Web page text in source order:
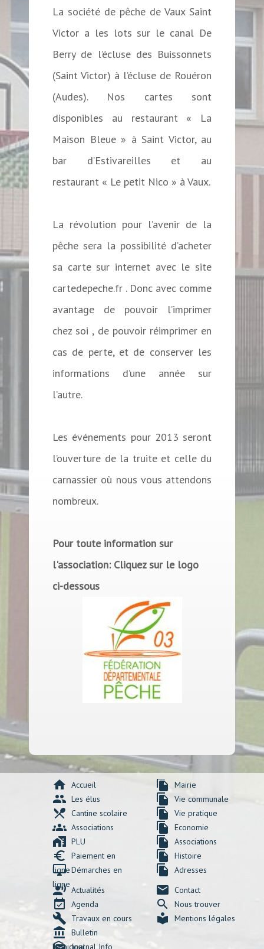
La société de pêche de Vaux Saint
Victor a les lots sur le canal De
Berry de l’écluse des Buissonnets
(Saint Victor) à l’écluse de Rouéron
(Audes). Nos cartes sont
disponibles au restaurant « La
Maison Bleue » à Saint Victor, au
bar d’Estivareilles et au
restaurant « Le petit Nico » à Vaux.
La révolution pour l’avenir de la
pêche sera la possibilité d’acheter
sa carte sur internet avec le site
cartedepeche.fr . Donc avec comme
avantage de pouvoir l’imprimer
chez soi , de pouvoir réimprimer en
cas de perte, et de conserver les
informations d’une année sur
l’autre.
Les événements pour 2013 seront
l’ouverture de la truite et celle du
carnassier où nous vous attendons
nombreux.
Pour toute information sur
l'association: Cliquez sur le logo
ci-dessous
home Accueil
group Les élus
local_dining Cantine scolaire
groups Associations
maps_home_work PLU
euro_symbol
Paiement en
ligne
desktop_windowsDémarches en
ligne
file_copy Mairie
file_copy Vie communale
file_copy Vie pratique
file_copy Economie
file_copy Associations
file_copy Histoire
file_copy Adresses
record_voice_overActualités
event_available Agenda
build Travaux en cours
account_balance
Bulletin
Municipal
Journal Info
mail Contact
search Nous trouver
local_library Mentions légales